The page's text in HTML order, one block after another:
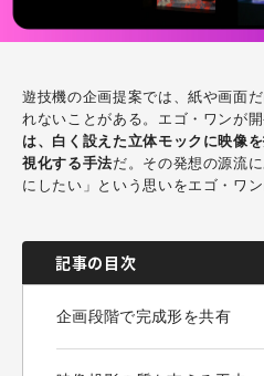
遊技機の企画提案では、紙や画面
れないことがある。エゴ・ワンが
は、白く設えた立体モックに映像
視化する手法だ。その発想の源流
にしたい」という思いをエゴ・ワン
記事の目次
企画段階で完成形を共有